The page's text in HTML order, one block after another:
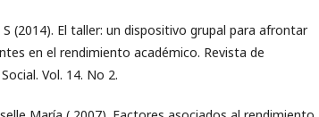
(2014). El taller: un dispositivo grupal para afrontar
en el rendimiento académico. Revista de
Vol. 14. No 2.